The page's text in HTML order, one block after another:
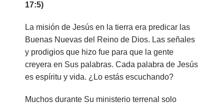
17:5)
La misión de Jesús en la tierra era predicar las
Buenas Nuevas del Reino de Dios. Las señales
y prodigios que hizo fue para que la gente
creyera en Sus palabras. Cada palabra de Jesús
es espíritu y vida. ¿Lo estás escuchando?
Muchos durante Su ministerio terrenal solo